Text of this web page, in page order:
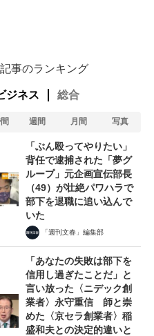
記事のランキング
ジネス 総合
週間 月間 写真
「ぶん殴ってやりたい」
背任で逮捕された「夢グ
ループ」元企画宣伝部長
（49）が壮絶パワハラで
部下を退職に追い込んで
いた
「週刊文春」編集部
「あなたの失敗は部下を
信用し過ぎたことだ」と
言い放った〈ニデック創
業者〉永守重信 師と崇
めた〈京セラ創業者〉稲
盛和夫との決定的違いと